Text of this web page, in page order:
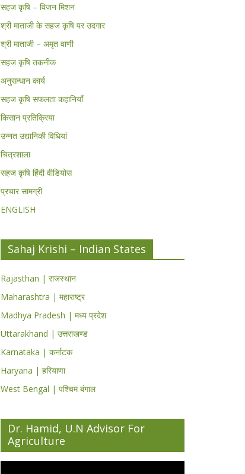
सहज कृषि – विजन मिशन
श्री माताजी के सहज कृषि पर उदगार
श्री माताजी – अमृत वाणी
सहज कृषि तकनीक
अनुसन्धान कार्य
सहज कृषि सफलता कहानियाँ
किसान प्रतिक्रिया
उन्नत उद्यानिकी विधियां
चित्रशाला
सहज कृषि हिंदी वीडियोस
प्रचार सामग्री
ENGLISH
Sahaj Krishi – Indian States
Rajasthan | राजस्थान
Maharashtra | महाराष्ट्र
Madhya Pradesh | मध्य प्रदेश
Uttarakhand | उत्तराखण्ड
Karnataka | कर्नाटक
Haryana | हरियाणा
West Bengal | पश्चिम बंगाल
Dr. Hamid, U.N Advisor For
Agriculture